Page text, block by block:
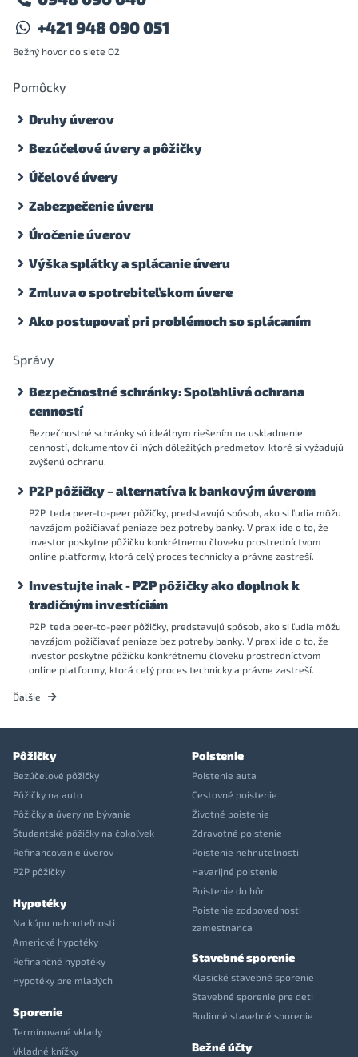
+421 948 090 051
Bežný hovor do siete O2
Pomôcky
Druhy úverov
Bezúčelové úvery a pôžičky
Účelové úvery
Zabezpečenie úveru
Úročenie úverov
Výška splátky a splácanie úveru
Zmluva o spotrebiteľskom úvere
Ako postupovať pri problémoch so splácaním
Správy
Bezpečnostné schránky: Spoľahlivá ochrana
cenností
Bezpečnostné schránky sú ideálnym riešením na uskladnenie
cenností, dokumentov či iných dôležitých predmetov, ktoré si vyžadujú
zvýšenú ochranu.
P2P pôžičky – alternatíva k bankovým úverom
P2P, teda peer-to-peer pôžičky, predstavujú spôsob, ako si ľudia môžu
navzájom požičiavať peniaze bez potreby banky. V praxi ide o to, že
investor poskytne pôžičku konkrétnemu človeku prostredníctvom
online platformy, ktorá celý proces technicky a právne zastreší.
Investujte inak - P2P pôžičky ako doplnok k
tradičným investíciám
P2P, teda peer-to-peer pôžičky, predstavujú spôsob, ako si ľudia môžu
navzájom požičiavať peniaze bez potreby banky. V praxi ide o to, že
investor poskytne pôžičku konkrétnemu človeku prostredníctvom
online platformy, ktorá celý proces technicky a právne zastreší.
Ďalšie
Pôžičky
Bezúčelové pôžičky
Pôžičky na auto
Pôžičky a úvery na bývanie
Študentské pôžičky na čokoľvek
Refinancovanie úverov
P2P pôžičky
Hypotéky
Na kúpu nehnuteľnosti
Americké hypotéky
Refinančné hypotéky
Hypotéky pre mladých
Sporenie
Termínované vklady
Vkladné knížky
Poistenie
Poistenie auta
Cestovné poistenie
Životné poistenie
Zdravotné poistenie
Poistenie nehnuteľnosti
Havarijné poistenie
Poistenie do hôr
Poistenie zodpovednosti
zamestnanca
Stavebné sporenie
Klasické stavebné sporenie
Stavebné sporenie pre deti
Rodinné stavebné sporenie
Bežné účty